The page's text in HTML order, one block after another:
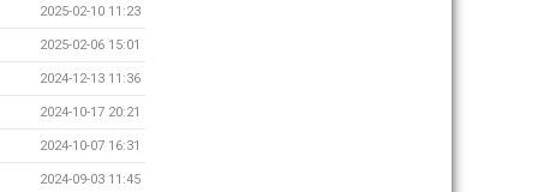
2025-02-10 11:23
2025-02-06 15:01
2024-12-13 11:36
2024-10-17 20:21
2024-10-07 16:31
2024-09-03 11:45